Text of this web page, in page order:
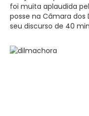
foi muita aplaudida
posse na Câmara dos
seu discurso de 40